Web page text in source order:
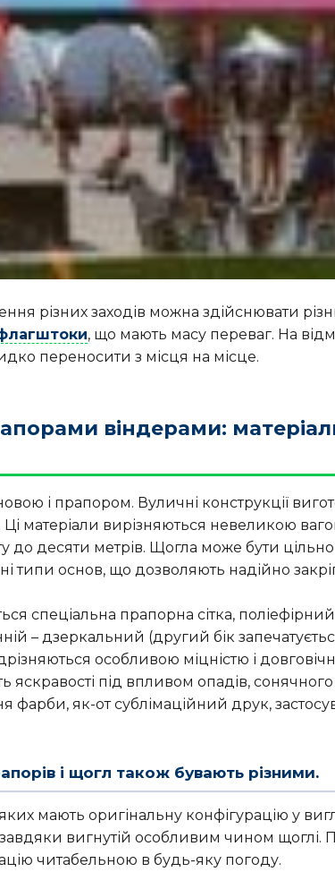
різних заходів можна здійснювати
, що мають масу переваг. На
переносити з місця на місце.
віндерами:
і прапором. Вуличні конструкції
Ці матеріали вирізняються невеликою
до десяти метрів. Щогла може бути
типи основ, що дозволяють надійно
спеціальна прапорна сітка,
– дзеркальний (другий бік
особливою міцністю і
під впливом опадів, сонячного
як-от сублімаційний друк,
і щогл також бувають різними.
мають оригінальну конфігурацію у
вигнутій особливим чином щоглі.
читабельною в будь-яку погоду.